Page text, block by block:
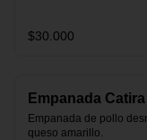
$30.000
Empanada Catira
Empanada de pollo
queso amarillo.